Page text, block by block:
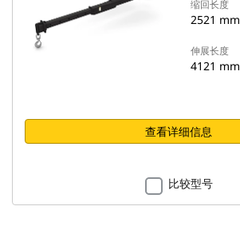
缩回长度
2521 mm
伸展长度
4121 mm
查看详细信息
比较型号